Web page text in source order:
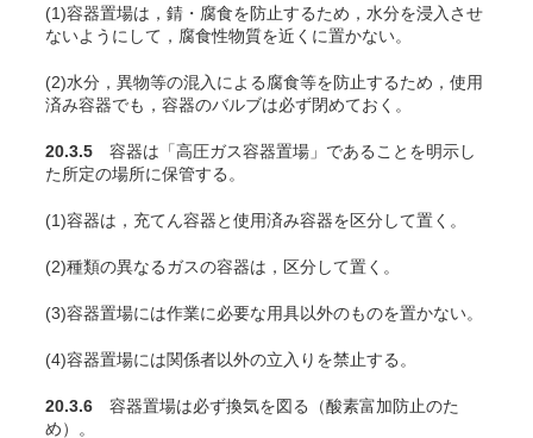
(1)容器置場は，錆・腐食を防止するため，水分を浸入させ
ないようにして，腐食性物質を近くに置かない。
(2)水分，異物等の混入による腐食等を防止するため，使用
済み容器でも，容器のバルブは必ず閉めておく。
20.3.5 容器は「高圧ガス容器置場」であることを明示し
た所定の場所に保管する。
(1)容器は，充てん容器と使用済み容器を区分して置く。
(2)種類の異なるガスの容器は，区分して置く。
(3)容器置場には作業に必要な用具以外のものを置かない。
(4)容器置場には関係者以外の立入りを禁止する。
20.3.6 容器置場は必ず換気を図る（酸素富加防止のた
め）。